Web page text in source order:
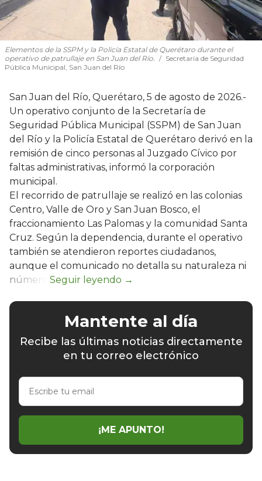
Elementos de la SSPM y la Policía Estatal de Querétaro durante el
operativo de patrullaje en San Juan del Río.
Secretaría de Seguridad
Pública Municipal, San Juan del Río
San Juan del Río, Querétaro, 5 de agosto de 2026.-
Un operativo conjunto de la Secretaría de
Seguridad Pública Municipal (SSPM) de San Juan
del Río y la Policía Estatal de Querétaro derivó en la
remisión de cinco personas al Juzgado Cívico por
faltas administrativas, informó la corporación
municipal.
El recorrido de patrullaje se realizó en las colonias
Centro, Valle de Oro y San Juan Bosco, el
fraccionamiento Las Palomas y la comunidad Santa
Cruz. Según la dependencia, durante el operativo
también se atendieron reportes ciudadanos,
aunque el comunicado no detalla su naturaleza ni
número.
Mantente al día
Recibe las últimas noticias directamente
en tu correo electrónico
Escribe
email
¡ME APUNTO!